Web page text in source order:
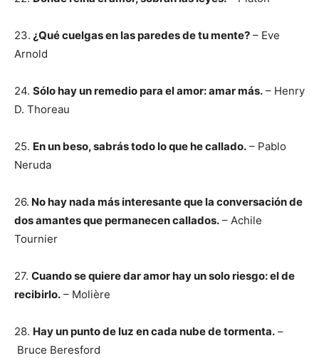
23. ¿Qué cuelgas en las paredes de tu mente? – Eve
Arnold
24. Sólo hay un remedio para el amor: amar más. – Henry
D. Thoreau
25. En un beso, sabrás todo lo que he callado. – Pablo
Neruda
26. No hay nada más interesante que la conversación de
dos amantes que permanecen callados. – Achile
Tournier
27. Cuando se quiere dar amor hay un solo riesgo: el de
recibirlo. – Molière
28. Hay un punto de luz en cada nube de tormenta. –
Bruce Beresford